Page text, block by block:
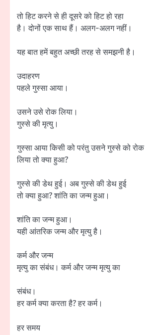
तो हिट करने से ही दूसरे को हिट हो रहा
है। दोनों एक साथ हैं। अलग-अलग नहीं।
यह बात हमें बहुत अच्छी तरह से समझनी है।
उदाहरण
पहले गुस्सा आया।
उसने उसे रोक लिया।
गुस्से की मृत्यु।
गुस्सा आया किसी को परंतु उसने गुस्से को रोक
लिया तो क्या हुआ?
गुस्से की डेथ हुई। अब गुस्से की डेथ हुई
तो क्या हुआ? शांति का जन्म हुआ।
शांति का जन्म हुआ।
यही आंतरिक जन्म और मृत्यु है।
कर्म और जन्म
मृत्यु का संबंध। कर्म और जन्म मृत्यु का
संबंध।
हर कर्म क्या करता है? हर कर्म।
हर समय